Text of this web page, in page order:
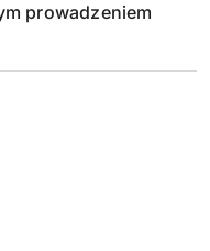
prowadzeniem